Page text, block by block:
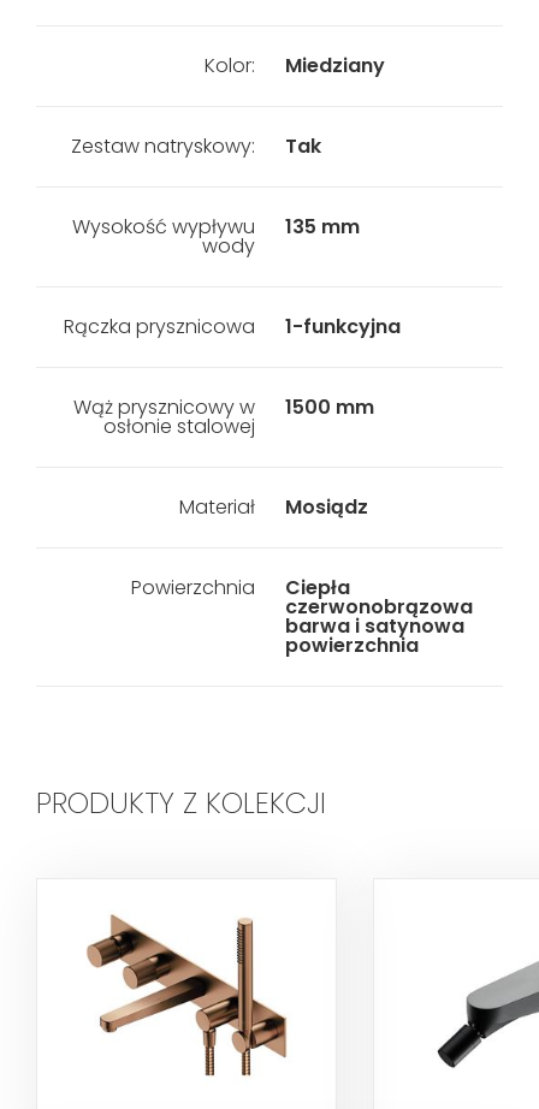
Kolor: Miedziany
Zestaw natryskowy: Tak
Wysokość wypływu
wody
135 mm
Rączka prysznicowa 1-funkcyjna
Wąż prysznicowy w
osłonie stalowej
1500 mm
Materiał Mosiądz
Powierzchnia Ciepła
czerwonobrązowa
barwa i satynowa
powierzchnia
PRODUKTY Z KOLEKCJI